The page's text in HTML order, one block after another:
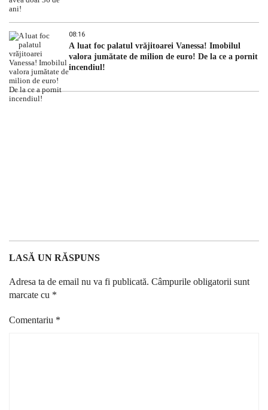
08:16
A luat foc palatul vrăjitoarei Vanessa! Imobilul
valora jumătate de milion de euro! De la ce a pornit
incendiul!
LASĂ UN RĂSPUNS
Adresa ta de email nu va fi publicată. Câmpurile obligatorii sunt
marcate cu *
Comentariu *